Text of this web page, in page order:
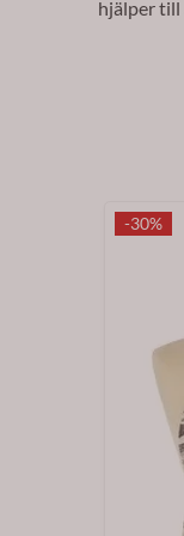
hjälper till
-30%